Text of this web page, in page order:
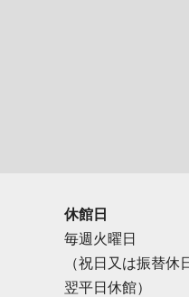
休館日
毎週火曜日
（祝日又は振替休
翌平日休館）